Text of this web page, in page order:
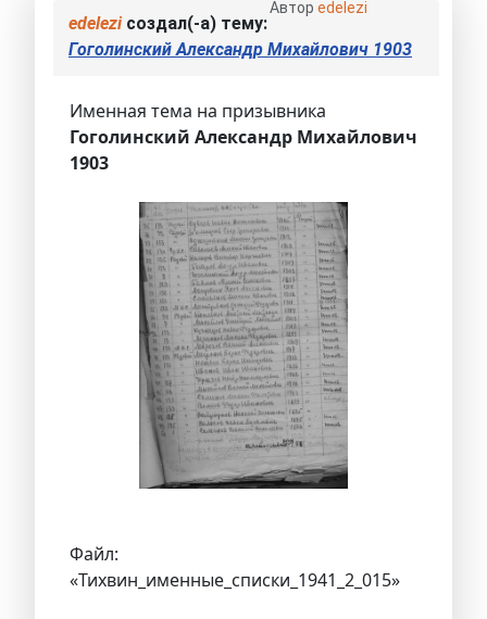
Автор edelezi
edeleziсоздал(-а) тему:
Гоголинский Александр Михайлович 1903
Именная тема на призывника
Гоголинский Александр Михайлович
1903
Файл:
«Тихвин_именные_списки_1941_2_015»